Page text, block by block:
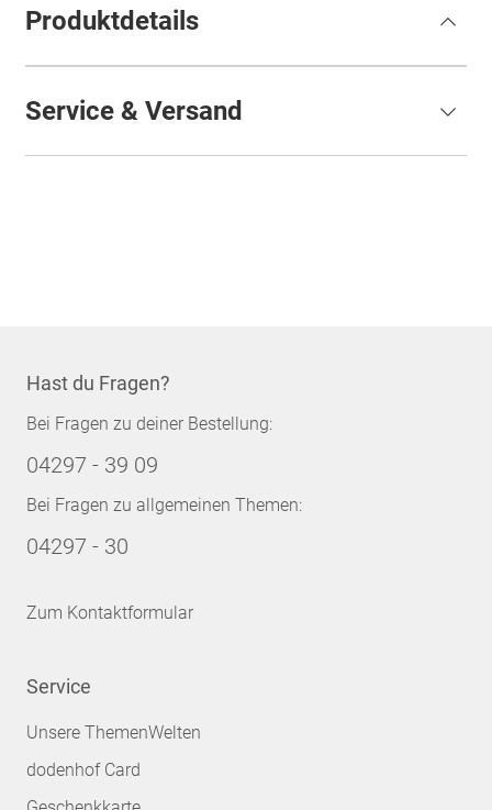
Produktdetails
Service & Versand
Hast du Fragen?
Bei Fragen zu deiner Bestellung:
04297 - 39 09
Bei Fragen zu allgemeinen Themen:
04297 - 30
Zum Kontaktformular
Service
Unsere ThemenWelten
dodenhof Card